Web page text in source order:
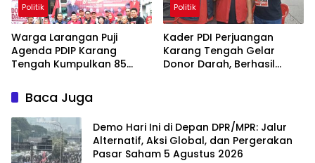
Politik
Warga Larangan Puji
Agenda PDIP Karang
Tengah Kumpulkan 85
Politik
Kader PDI Perjuangan
Karang Tengah Gelar
Donor Darah, Berhasil
Baca Juga
Demo Hari Ini di Depan DPR/MPR: Jalur
Alternatif, Aksi Global, dan Pergerakan
Pasar Saham 5 Agustus 2026